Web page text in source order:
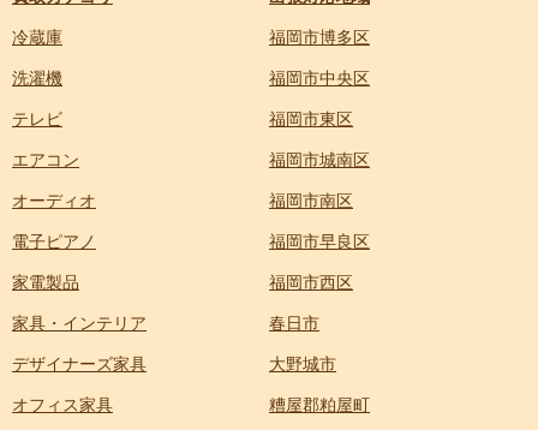
冷蔵庫
洗濯機
テレビ
エアコン
オーディオ
電子ピアノ
家電製品
家具・インテリア
デザイナーズ家具
オフィス家具
福岡市博多区
福岡市中央区
福岡市東区
福岡市城南区
福岡市南区
福岡市早良区
福岡市西区
春日市
大野城市
糟屋郡粕屋町